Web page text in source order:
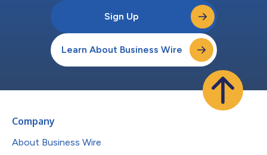
Sign Up
Learn About Business Wire
Company
About Business Wire